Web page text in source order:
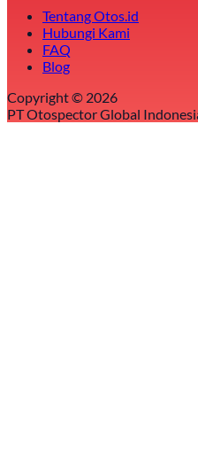
Tentang Otos.id
Hubungi Kami
FAQ
Blog
Copyright © 2026
PT Otospector Global